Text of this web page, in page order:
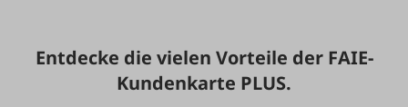
Entdecke die vielen Vorteile der FAIE-
Kundenkarte PLUS.